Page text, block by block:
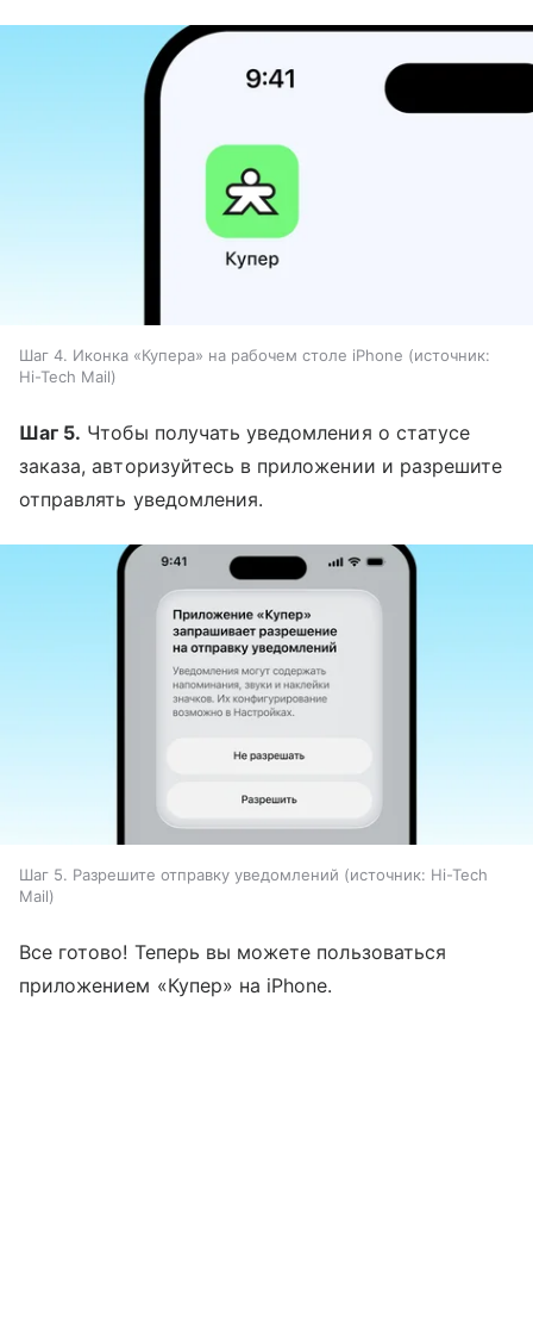
Шаг 4. Иконка «Купера» на рабочем столе iPhone
источник:
Hi-Tech Mail
Шаг 5. Чтобы получать уведомления о статусе
заказа, авторизуйтесь в приложении и разрешите
отправлять уведомления.
Шаг 5. Разрешите отправку уведомлений источник: Hi-Tech
Mail
Все готово! Теперь вы можете пользоваться
приложением «Купер» на iPhone.